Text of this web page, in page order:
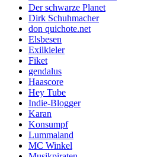
Der schwarze Planet
Dirk Schuhmacher
don quichote.net
Elsbesen
Exilkieler
Fiket
gendalus
Haascore
Hey Tube
Indie-Blogger
Karan
Konsumpf
Lummaland
MC Winkel